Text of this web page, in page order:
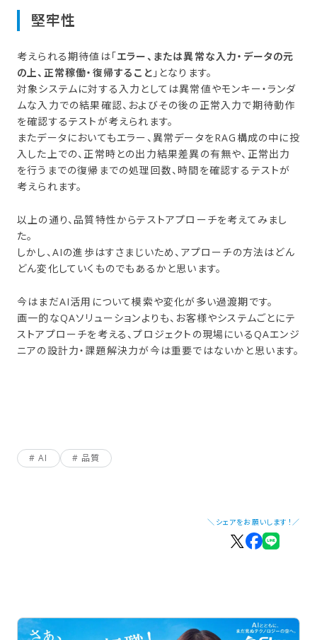
堅牢性
考えられる期待値は「エラー、または異常な入力・データの元
の上、正常稼働・復帰すること 」となります。
対象システムに対する入力としては異常値やモンキー・ランダ
ムな入力での結果確認、およびその後の正常入力で期待動作
を確認するテストが考えられます。
またデータにおいてもエラー、異常データをRAG構成の中に投
入した上での、正常時との出力結果差異の有無や、正常出力
を行うまでの復帰までの処理回数、時間を確認するテストが
考えられます。
以上の通り、品質特性からテストアプローチを考えてみまし
た。
しかし、AIの進歩はすさまじいため、アプローチの方法はどん
どん変化していくものでもあるかと思います。
今はまだAI活用について模索や変化が多い過渡期です。
画一的なQAソリューションよりも、お客様やシステムごとにテ
ストアプローチを考える、プロジェクトの現場にいるQAエンジ
ニアの設計力・課題解決力が今は重要ではないかと思います。
AI 品質
＼シェアをお願いします！／